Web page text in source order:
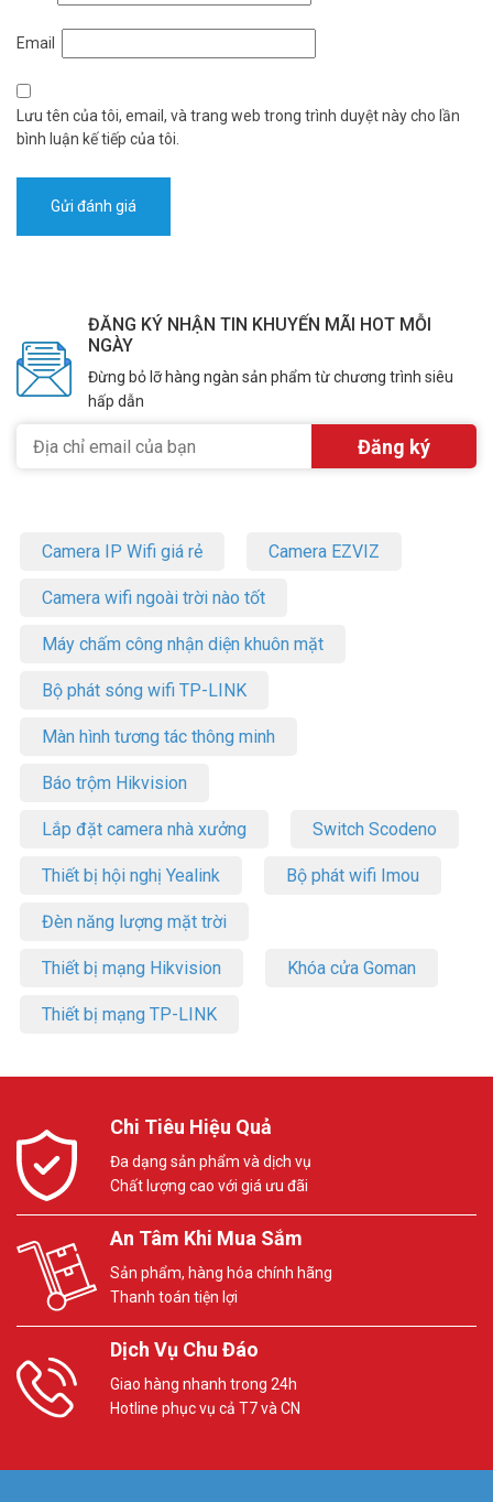
Email
Lưu tên của tôi, email, và trang web trong trình duyệt này cho lần
bình luận kế tiếp của tôi.
ĐĂNG KÝ NHẬN TIN KHUYẾN MÃI HOT MỖI
NGÀY
Đừng bỏ lỡ hàng ngàn sản phẩm từ chương trình siêu
hấp dẫn
Camera IP Wifi giá rẻ Camera EZVIZ
Camera wifi ngoài trời nào tốt
Máy chấm công nhận diện khuôn mặt
Bộ phát sóng wifi TP-LINK
Màn hình tương tác thông minh
Báo trộm Hikvision
Lắp đặt camera nhà xưởng Switch Scodeno
Thiết bị hội nghị Yealink Bộ phát wifi Imou
Đèn năng lượng mặt trời
Thiết bị mạng Hikvision Khóa cửa Goman
Thiết bị mạng TP-LINK
Chi Tiêu Hiệu Quả
Đa dạng sản phẩm và dịch vụ
Chất lượng cao với giá ưu đãi
An Tâm Khi Mua Sắm
Sản phẩm, hàng hóa chính hãng
Thanh toán tiện lợi
Dịch Vụ Chu Đáo
Giao hàng nhanh trong 24h
Hotline phục vụ cả T7 và CN